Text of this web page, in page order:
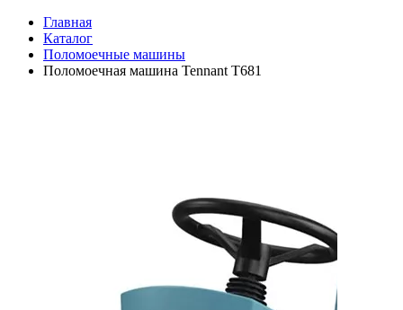
Главная
Каталог
Поломоечные машины
Поломоечная машина Tennant T681